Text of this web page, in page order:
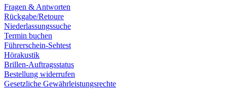
Fragen & Antworten
Rückgabe/Retoure
Niederlassungssuche
Termin buchen
Führerschein-Sehtest
Hörakustik
Brillen-Auftragsstatus
Bestellung widerrufen
Gesetzliche Gewährleistungsrechte